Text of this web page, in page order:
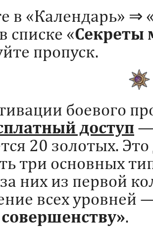
в «Календарь» ⇒
списке «Секреты
пропуск.
боевого
доступ—
20 золотых.
три основных
них из первой
всех уровней
».